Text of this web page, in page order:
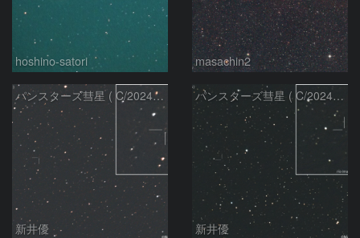
hoshino-satori masachin2
パンスターズ彗星 ( C/2024R4 )：2026/06/28
新井優
パンスターズ彗星 ( C/2024G4 )の予報位置：2026/06/23
新井優